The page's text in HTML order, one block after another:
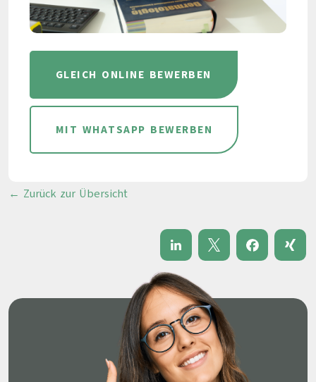
GLEICH ONLINE BEWERBEN
MIT WHATSAPP BEWERBEN
← Zurück zur Übersicht